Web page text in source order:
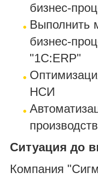
бизнес-
Выполнить
бизнес-
"1С:ERP"
НСИ
Ситуация до
Компания